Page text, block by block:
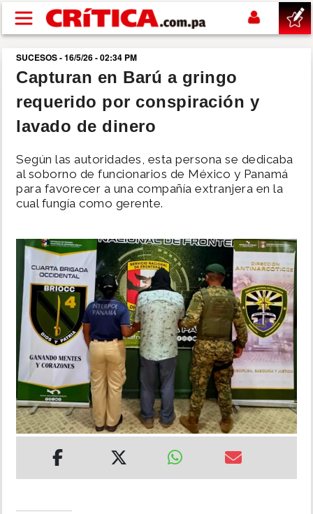
Pasar al contenido principal
buscar
SUCESOS
POLÍTICA
DEPORTES
MUNDO
INSÓLITAS
MULTIMEDIA
IMPRESO
SUCESOS - 16/5/26 - 02:34 PM
Capturan en Barú a gringo
requerido por conspiración y
lavado de dinero
Según las autoridades, esta persona se dedicaba
al soborno de funcionarios de México y Panamá
para favorecer a una compañía extranjera en la
cual fungía como gerente.